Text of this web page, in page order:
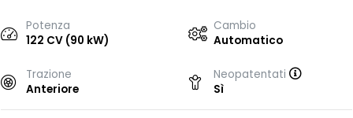
Potenza
122 CV (90 kW)
Cambio
Automatico
Trazione
Anteriore
Neopatentati
Sì